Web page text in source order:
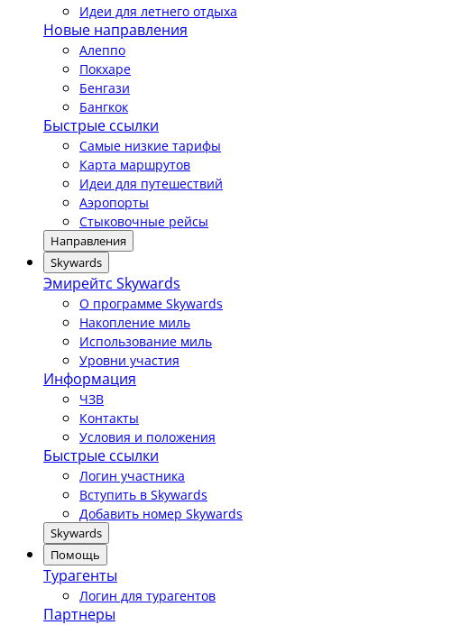
Идеи для летнего отдыха
Новые направления
Алеппо
Покхаре
Бенгази
Бангкок
Быстрые ссылки
Самые низкие тарифы
Карта маршрутов
Идеи для путешествий
Аэропорты
Стыковочные рейсы
Направления
Skywards
Эмирейтс Skywards
О программе Skywards
Накопление миль
Использование миль
Уровни участия
Информация
ЧЗВ
Контакты
Условия и положения
Быстрые ссылки
Логин участника
Вступить в Skywards
Добавить номер Skywards
Skywards
Помощь
Турагенты
Логин для турагентов
Партнеры